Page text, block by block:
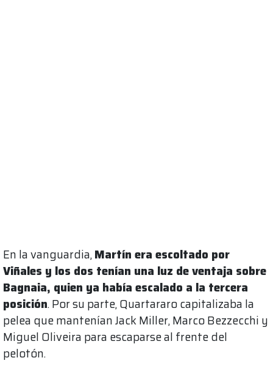
En la vanguardia,Martín era escoltado por
Viñales y los dos tenían una luz de ventaja sobre
Bagnaia, quien ya había escalado a la tercera
posición. Por su parte, Quartararo capitalizaba la
pelea que mantenían Jack Miller, Marco Bezzecchi y
Miguel Oliveira para escaparse al frente del
pelotón.